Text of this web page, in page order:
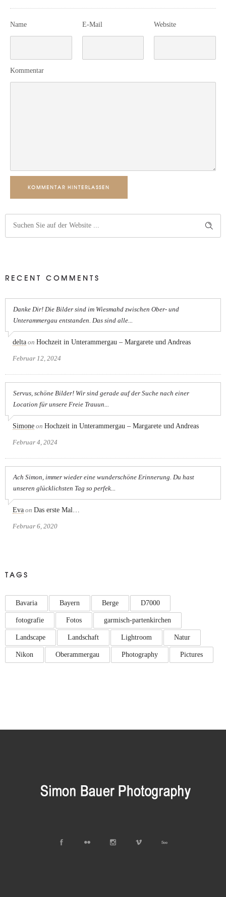
Name E-Mail Website
Kommentar
KOMMENTAR HINTERLASSEN
RECENT COMMENTS
Danke Dir! Die Bilder sind im Wiesmahd zwischen Ober- und
Unterammergau entstanden. Das sind alle...
delta on Hochzeit in Unterammergau – Margarete und Andreas
Februar 12, 2024
Servus, schöne Bilder! Wir sind gerade auf der Suche nach einer
Location für unsere Freie Trauun...
Simone on Hochzeit in Unterammergau – Margarete und Andreas
Februar 4, 2024
Ach Simon, immer wieder eine wunderschöne Erinnerung. Du hast
unseren glücklichsten Tag so perfek...
Eva on Das erste Mal…
Februar 6, 2020
TAGS
Bavaria Bayern Berge D7000
fotografie Fotos garmisch-partenkirchen
Landscape Landschaft Lightroom Natur
Nikon Oberammergau Photography Pictures